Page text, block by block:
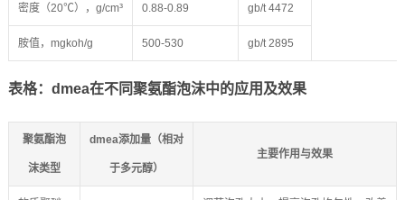
密度（20℃），g/cm³ 0.88-0.89 gb/t 4472
胺值，mgkoh/g 500-530 gb/t 2895
表格：dmea在不同聚氨酯泡沫中的应用及效果
聚氨酯泡
沫类型
dmea添加量（相对
于多元醇）
主要作用与效果